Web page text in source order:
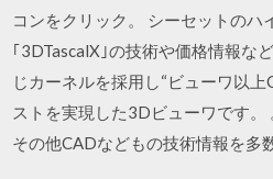
コンをクリック。 シーセットのハ
｢3DTascalX｣の技術や価格情報な
じカーネルを採用し“ビューワ以
ストを実現した3Dビューワです
その他CADなどもの技術情報を多